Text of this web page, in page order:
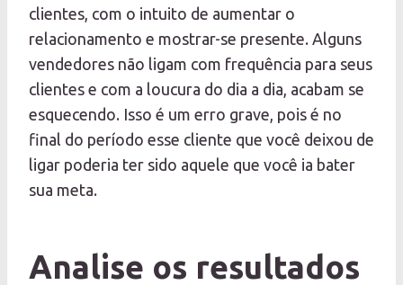
clientes, com o intuito de aumentar o
relacionamento e mostrar-se presente. Alguns
vendedores não ligam com frequência para seus
clientes e com a loucura do dia a dia, acabam se
esquecendo. Isso é um erro grave, pois é no
final do período esse cliente que você deixou de
ligar poderia ter sido aquele que você ia bater
sua meta.
Analise os resultados